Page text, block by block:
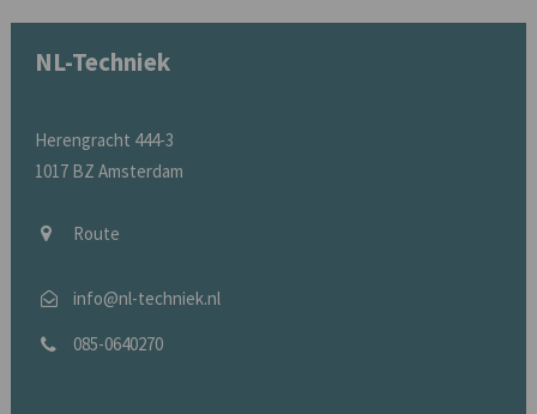
NL-Techniek
Herengracht 444-3
1017 BZ Amsterdam
Route
info@nl-techniek.nl
085-0640270